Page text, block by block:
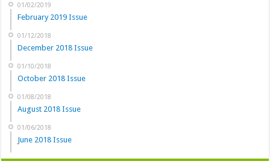
01/02/2019
February 2019 Issue
01/12/2018
December 2018 Issue
01/10/2018
October 2018 Issue
01/08/2018
August 2018 Issue
01/06/2018
June 2018 Issue